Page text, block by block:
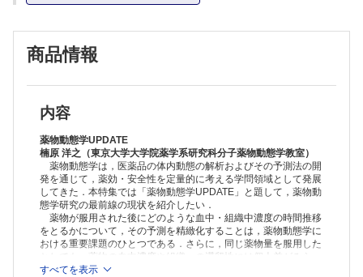
体内時計の分子機構を基盤にした時間薬物動態 大戸茂弘
薬物相互作用リスクの定量的予測に向けた取組み 前田和哉
生体内の局所で薬物の濃度動態とその作用を追尾する計測基盤の開発
前臨床における薬物性肝障害リスク予測 伊藤晃成
ヒト肝細胞移植キメラマウスを用いた薬物代謝・動態研究 山崎浩史
連載
テレメディシン－遠隔医療の現状と課題(18)
医学・創薬におけるビッグデータ 佐藤憲明・他
救急医学－現状と課題(9)
Hybrid ER の登場で変わる救急診療－ハードとソフトの充実をめざし，
日本型救急診療を確立する 藤見 聡
TOPICS
生化学・分子生物学 転写因子NRF2 活性化による急性腎障害の予防
村松亜紀・他
薬理学・毒性学 抗精神病薬とD2 受容体シグナリング 衣斐督和
商品情報
内容
薬物動態学UPDATE
楠原 洋之（東京大学大学院薬学系研究科分子薬物動態学教室）
薬物動態学は，医薬品の体内動態の解析およびその予測法の開
発を通じて，薬効・安全性を定量的に考える学問領域として発展
してきた．本特集では「薬物動態学UPDATE」と題して，薬物動
態学研究の最前線の現状を紹介したい．
薬物が服用された後にどのような血中・組織中濃度の時間推移
をとるかについて，その予測を精緻化することは，薬物動態学に
おける重要課題のひとつである．さらに，同じ薬物量を服用した
としても，薬物の血中濃度や組織への滞留性には個人差がみら
れ，それが薬効・安全性の個人差を生み出す一因ともなる．した
すべてを表示